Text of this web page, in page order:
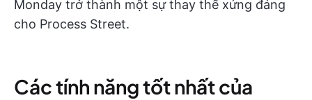
Monday trở thành một sự thay thế xứng đáng
cho Process Street.
Các tính năng tốt nhất của